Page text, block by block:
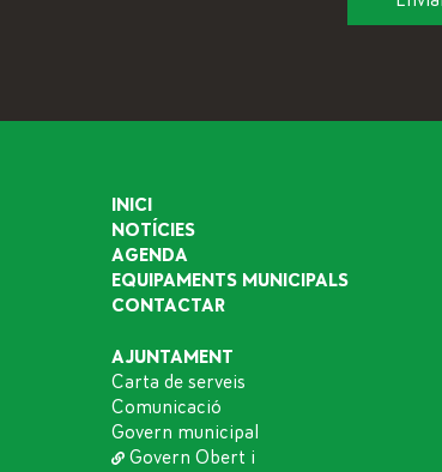
INICI
NOTÍCIES
AGENDA
EQUIPAMENTS MUNICIPALS
CONTACTAR
AJUNTAMENT
Carta de serveis
Comunicació
Govern municipal
Govern Obert i